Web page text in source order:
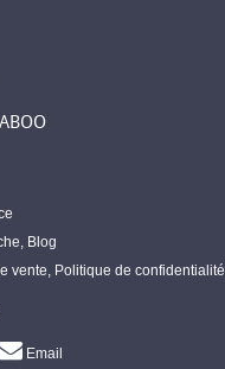
, Blog
vente, Politique de confidentialité
Email